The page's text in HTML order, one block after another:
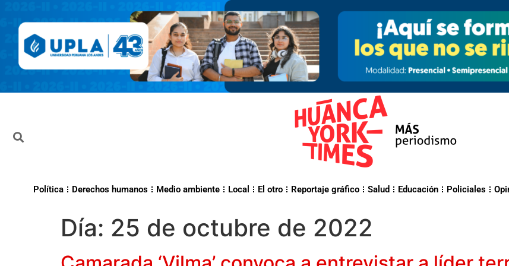
Política Derechos humanos Medio ambiente Local El otro Reportaje gráfico Salud Educación Policiales
Día: 25 de octubre de 2022